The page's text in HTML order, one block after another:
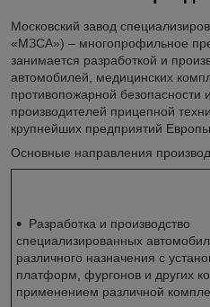
Московский завод
«МЗСА») – многопрофильное
занимается разработкой и
автомобилей, медицинских
противопожарной безопасности
производителей прицепной
крупнейших предприятий Европы.
Основные направления
Разработка и производство
специализированных
различного назначения с
платформ, фургонов и других
применением различной